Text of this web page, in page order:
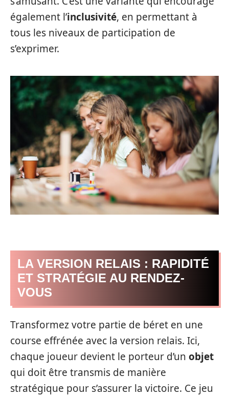
également l’inclusivité, en permettant à
tous les niveaux de participation de
s’exprimer.
LA VERSION RELAIS : RAPIDITÉ
ET STRATÉGIE AU RENDEZ-
VOUS
Transformez votre partie de béret en une
course effrénée avec la version relais. Ici,
chaque joueur devient le porteur d’un objet
qui doit être transmis de manière
stratégique pour s’assurer la victoire. Ce jeu